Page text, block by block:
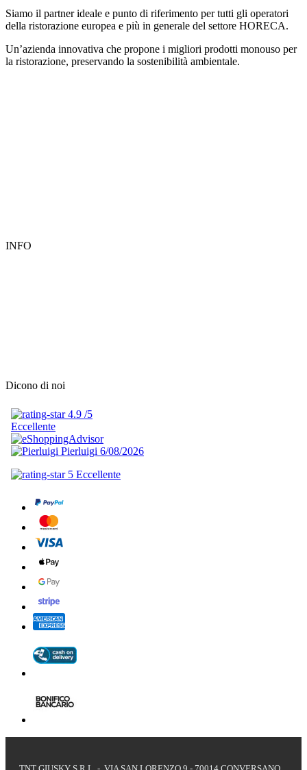
Siamo il partner ideale e punto di riferimento per tutti gli operatori
della ristorazione europea e più in generale del settore HORECA.
Un’azienda innovativa che propone i migliori prodotti monouso per
la ristorazione, preservando la sostenibilità ambientale.
INFO
Dicono di noi